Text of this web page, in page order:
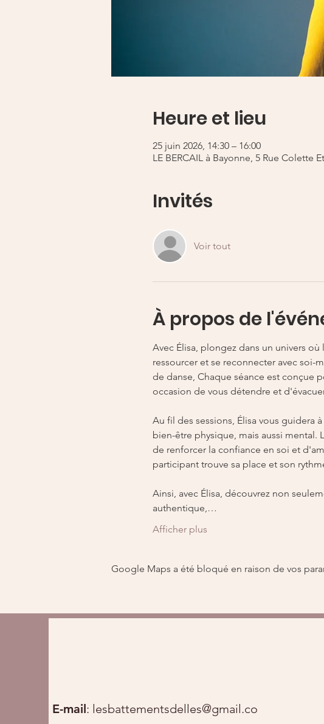
Heure et lieu
25 juin 2026, 14:30 – 16:00
LE BERCAIL à Bayonne, 5 Rue Colette
Invités
Voir tout
À propos de
Avec Élisa, plongez dans un univers
ressourcer et se reconnecter avec soi-
de danse, Chaque séance est conçue
occasion de vous détendre et
Au fil des sessions, Élisa vous guidera
bien-être physique, mais aussi mental.
de renforcer la confiance en soi et
participant trouve sa place et son
Ainsi, avec Élisa, découvrez non
authentique,…
Afficher plus
Google Maps a été bloqué en raison de vos
E-mail: lesbattementsdelles@gmail.com